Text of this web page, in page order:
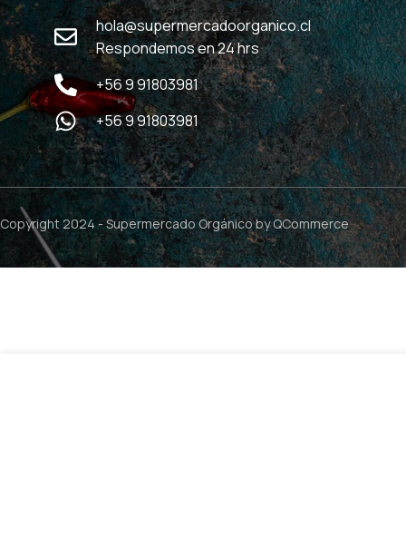
hola@supermercadoorganico.cl
Respondemos en 24 hrs
+56 9 91803981
+56 9 91803981
Copyright 2024 -Supermercado Orgánicoby QCommerce